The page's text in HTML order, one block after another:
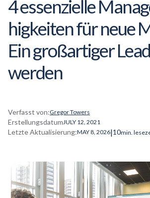
4 essenzielle
higkeitenfür neue
Ein großartiger
werden
Verfasst von:Gregor Towers
ErstellungsdatumJULY 12, 2021
Letzte Aktualisierung:MAY 8, 2026|10min.